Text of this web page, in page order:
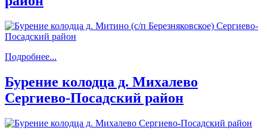
Подробнее...
Бурение колодца д. Михалево
Сергиево-Посадский район